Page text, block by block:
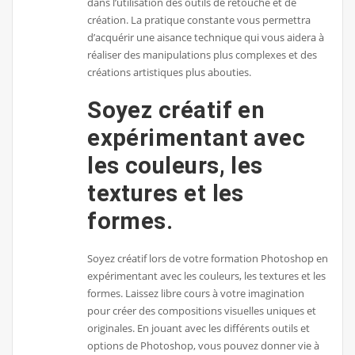
création. La pratique constante vous permettra
d’acquérir une aisance technique qui vous aidera à
réaliser des manipulations plus complexes et des
créations artistiques plus abouties.
Soyez créatif en
expérimentant avec
les couleurs, les
textures et les
formes.
Soyez créatif lors de votre formation Photoshop en
expérimentant avec les couleurs, les textures et les
formes. Laissez libre cours à votre imagination
pour créer des compositions visuelles uniques et
originales. En jouant avec les différents outils et
options de Photoshop, vous pouvez donner vie à